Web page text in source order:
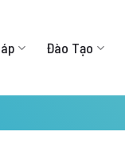
Đào Tạo